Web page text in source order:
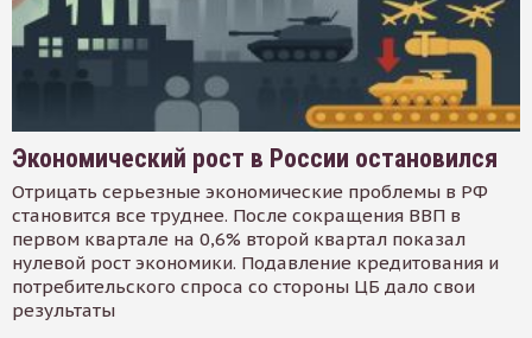
Экономический рост в России остановился
Отрицать серьезные экономические проблемы в РФ
становится все труднее. После сокращения ВВП в
первом квартале на 0,6% второй квартал показал
нулевой рост экономики. Подавление кредитования и
потребительского спроса со стороны ЦБ дало свои
результаты